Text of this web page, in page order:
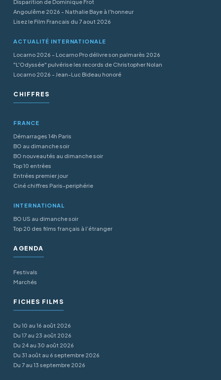
Disparition de Dominique Frot
Angoulême 2026 - Nathalie Baye à l'honneur
Lisez le Film Francais du 7 aout 2026
ACTUALITÉ INTERNATIONALE
Locarno 2026 - Locarno Pro délivre son palmarès 2026
"L'Odyssée" pulvérise les records de Christopher Nolan
Locarno 2026 - Jean-Luc Bideau honoré
CHIFFRES
FRANCE
Démarrages 14h Paris
BO au dimanche soir
BO nouveautés au dimanche soir
Top 10 entrées
Entrées premier jour
Ciné chiffres Paris-periphérie
INTERNATIONAL
BO US au dimanche soir
Top 20 des films français à l’étranger
AGENDA
Festivals
Marchés
FICHES FILMS
Du 10 au 16 août 2026
Du 17 au 23 août 2026
Du 24 au 30 août 2026
Du 31 août au 6 septembre 2026
Du 7 au 13 septembre 2026